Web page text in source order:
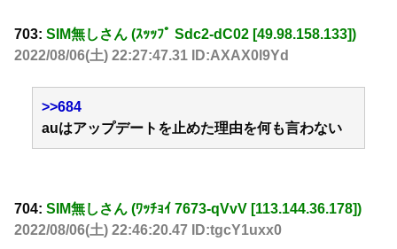
703: SIM無しさん (ｽｯｯﾌﾟ Sdc2-dC02 [49.98.158.133])
2022/08/06(土) 22:27:47.31 ID:AXAX0l9Yd
>>684
auはアップデートを止めた理由を何も言わない
704: SIM無しさん (ﾜｯﾁｮｲ 7673-qVvV [113.144.36.178])
2022/08/06(土) 22:46:20.47 ID:tgcY1uxx0